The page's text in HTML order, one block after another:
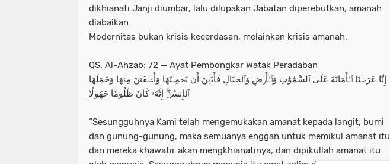
dikhianati.Janji diumbar, lalu dilupakan.Jabatan diperebutkan, amanah
diabaikan.
Modernitas bukan krisis kecerdasan, melainkan krisis amanah.
QS. Al-Ahzab: 72 — Ayat Pembongkar Watak Peradaban
إِنَّا عَرَضۡنَا ٱلۡأَمَانَةَ عَلَى ٱلسَّمَٰوَٰتِ وَٱلۡأَرۡضِ وَٱلۡجِبَالِ فَأَبَيۡنَ أَن يَحۡمِلۡنَهَا وَأَشۡفَقۡنَ مِنۡهَا وَحَمَلَهَا
ٱلۡإِنسَٰنُۖ إِنَّهُۥ كَانَ ظَلُومٗا جَهُولٗا
“Sesungguhnya Kami telah mengemukakan amanat kepada langit, bumi
dan gunung-gunung, maka semuanya enggan untuk memikul amanat itu
dan mereka khawatir akan mengkhianatinya, dan dipikullah amanat itu